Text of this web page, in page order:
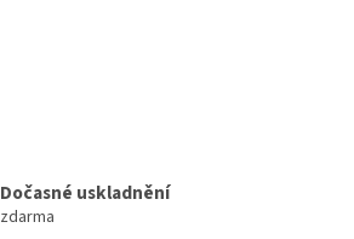
Dočasné uskladnění
zdarma